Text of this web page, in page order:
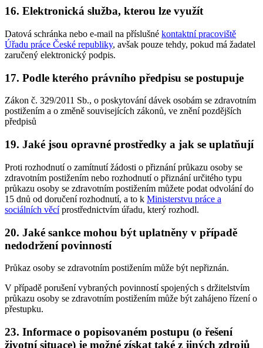
16. Elektronická služba, kterou lze využít
Datová schránka nebo e-mail na příslušné kontaktní pracoviště
Úřadu práce České republiky, avšak pouze tehdy, pokud má žadatel
zaručený elektronický podpis.
17. Podle kterého právního předpisu se postupuje
Zákon č. 329/2011 Sb., o poskytování dávek osobám se zdravotním
postižením a o změně souvisejících zákonů, ve znění pozdějších
předpisů
19. Jaké jsou opravné prostředky a jak se uplatňují
Proti rozhodnutí o zamítnutí žádosti o přiznání průkazu osoby se
zdravotním postižením nebo rozhodnutí o přiznání určitého typu
průkazu osoby se zdravotním postižením můžete podat odvolání do
15 dnů od doručení rozhodnutí, a to k Ministerstvu práce a
sociálních věcíprostřednictvím úřadu, který rozhodl.
20. Jaké sankce mohou být uplatněny v případě
nedodržení povinností
Průkaz osoby se zdravotním postižením může být nepřiznán.
V případě porušení vybraných povinností spojených s držitelstvím
průkazu osoby se zdravotním postižením může být zahájeno řízení o
přestupku.
23. Informace o popisovaném postupu (o řešení
životní situace) je možné získat také z jiných zdrojů